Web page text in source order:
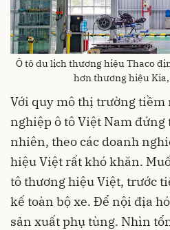
Ô tô du lịch thương hiệu Thaco
hơn thương hiệu
Với quy mô thị trường tiềm
nghiệp ô tô Việt Nam
nhiên, theo các doanh
hiệu Việt rất khó khăn.
tô thương hiệu Việt, trước
kế toàn bộ xe. Để nội địa
sản xuất phụ tùng. Nhìn